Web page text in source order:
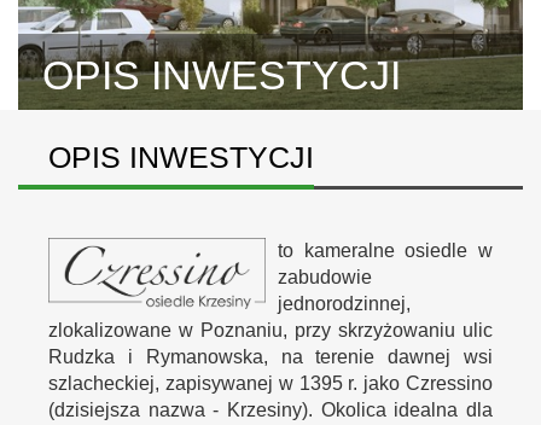
OPIS INWESTYCJI
OPIS INWESTYCJI
to kameralne osiedle w
zabudowie
jednorodzinnej,
zlokalizowane w Poznaniu, przy skrzyżowaniu ulic
Rudzka i Rymanowska, na terenie dawnej wsi
szlacheckiej, zapisywanej w 1395 r. jako Czressino
(dzisiejsza nazwa - Krzesiny). Okolica idealna dla